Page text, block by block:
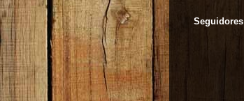
Seguidores